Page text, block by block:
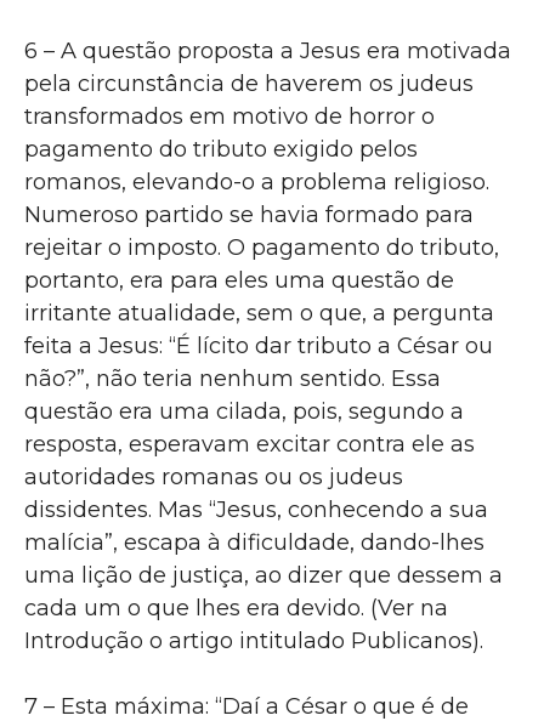
6 – A questão proposta a Jesus era motivada
pela circunstância de haverem os judeus
transformados em motivo de horror o
pagamento do tributo exigido pelos
romanos, elevando-o a problema religioso.
Numeroso partido se havia formado para
rejeitar o imposto. O pagamento do tributo,
portanto, era para eles uma questão de
irritante atualidade, sem o que, a pergunta
feita a Jesus: “É lícito dar tributo a César ou
não?”, não teria nenhum sentido. Essa
questão era uma cilada, pois, segundo a
resposta, esperavam excitar contra ele as
autoridades romanas ou os judeus
dissidentes. Mas “Jesus, conhecendo a sua
malícia”, escapa à dificuldade, dando-lhes
uma lição de justiça, ao dizer que dessem a
cada um o que lhes era devido. (Ver na
Introdução o artigo intitulado Publicanos).
7 – Esta máxima: “Daí a César o que é de